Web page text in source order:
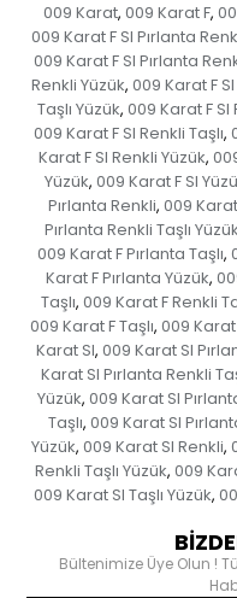
009 Karat, 009 Karat F,
009 Karat F SI Pırlanta
009 Karat F SI Pırlanta
Renkli Yüzük, 009 Karat F
Taşlı Yüzük, 009 Karat F SI
009 Karat F SI Renkli Taşlı,
Karat F SI Renkli Yüzük,
Yüzük, 009 Karat F SI
Pırlanta Renkli, 009 Karat
Pırlanta Renkli Taşlı Yüzük
009 Karat F Pırlanta Taşlı,
Karat F Pırlanta Yüzük,
Taşlı, 009 Karat F Renkli
009 Karat F Taşlı, 009 Karat
Karat SI, 009 Karat SI
Karat SI Pırlanta Renkli
Yüzük, 009 Karat SI
Taşlı, 009 Karat SI
Yüzük, 009 Karat SI Renkli,
Renkli Taşlı Yüzük, 009
009 Karat SI Taşlı Yüzük,
Bültenimize Üye Olun !